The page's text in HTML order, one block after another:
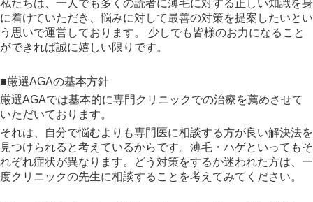
私たちは、一人でも多くの読者に薄毛に対する正しい知識を身
に着けていただき、悩みに対して最善の対策を提案したいとい
う思いで運営しております。 少しでも皆様のお力になること
ができれば誠に嬉しい限りです。
■厳選AGAの基本方針
厳選AGAでは基本的に専門クリニックでの治療を薦めさせて
いただいております。
それは、自分で悩むよりも専門医に相談する方が良い解決法を
見つけられると考えているからです。薄毛・ハゲといってもそ
れぞれ症状が異なります。どう対策をするか迷われた方は、一
度クリニックの先生に相談することを考えてみてください。